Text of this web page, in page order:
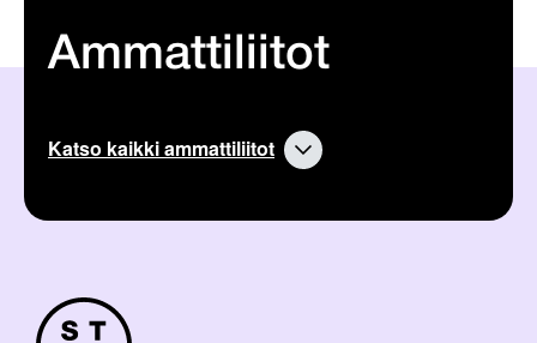
Ammattiliitot
Katso kaikki ammattiliitot